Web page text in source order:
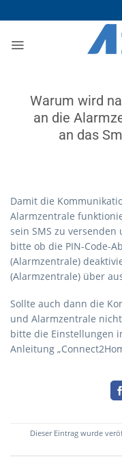
Inhalt
Warum wird
an die
an das
Damit die
Alarmzentrale
sein SMS zu
bitte ob die PIN-Code-
(Alarmzentrale)
(Alarmzentrale) über
Sollte auch dann die
und Alarmzentrale
bitte die Einstellungen
Anleitung
Dieser Eintrag wurde